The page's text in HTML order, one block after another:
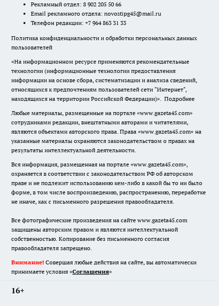
Рекламный отдел: 8 902 205 50 66
Email рекламного отдела: novostipg45@mail.ru
Телефон редакции: +7 964 863 31 33
Политика конфиденциальности и обработки персональных данных
пользователей
«На информационном ресурсе применяются рекомендательные
технологии (информационные технологии предоставления
информации на основе сбора, систематизации и анализа сведений,
относящихся к предпочтениям пользователей сети "Интернет",
находящихся на территории Российской Федерации)». Подробнее
Любые материалы, размещенные на портале «www.gazeta45.com»
сотрудниками редакции, внештатными авторами и читателями,
являются объектами авторского права. Права «www.gazeta45.com» на
указанные материалы охраняются законодательством о правах на
результаты интеллектуальной деятельности.
Вся информация, размещенная на портале «www.gazeta45.com»,
охраняется в соответствии с законодательством РФ об авторском
праве и не подлежит использованию кем-либо в какой бы то ни было
форме, в том числе воспроизведению, распространению, переработке
не иначе, как с письменного разрешения правообладателя.
Все фотографические произведения на сайте www.gazeta45.com
защищены авторским правом и являются интеллектуальной
собственностью. Копирование без письменного согласия
правообладателя запрещено.
Внимание! Совершая любые действия на сайте, вы автоматически
принимаете условия «Cоглашения»
16+